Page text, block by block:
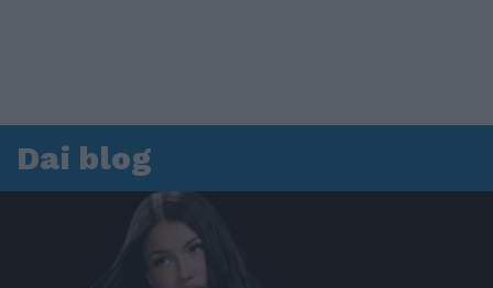
Dai blog